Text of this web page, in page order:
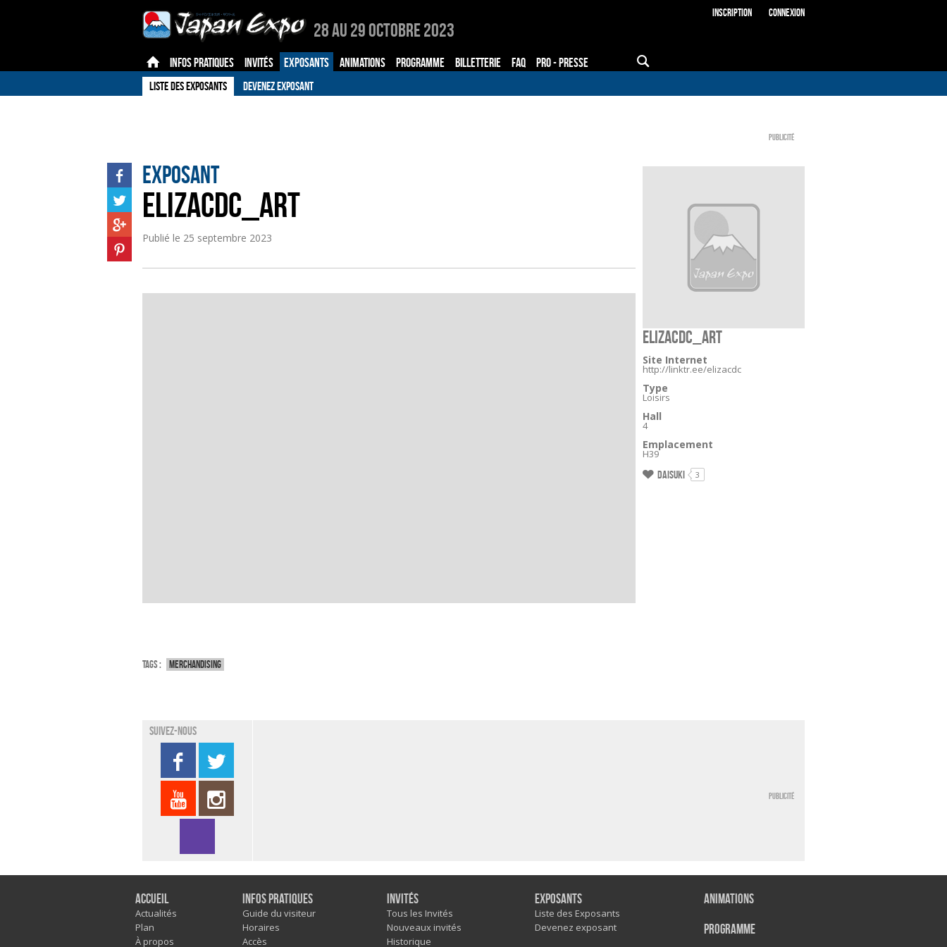
28 au 29 Octobre 2023
Inscription Connexion
INFOS PRATIQUES INVITÉS EXPOSANTS ANIMATIONS PROGRAMME BILLETTERIE FAQ PRO - PRESSE
LISTE DES EXPOSANTS DEVENEZ EXPOSANT
Publicité
Exposant
ELIZACDC_ART
Publié le 25 septembre 2023
Tags : Merchandising
ELIZACDC_ART
Site Internet
http://linktr.ee/elizacdc
Type
Loisirs
Hall
4
Emplacement
H39
Daisuki 3
Suivez-nous
Publicité
Accueil
Actualités
Plan
À propos
Infos pratiques
Guide du visiteur
Horaires
Accès
Invités
Tous les Invités
Nouveaux invités
Historique
Exposants
Liste des Exposants
Devenez exposant
Animations
Programme